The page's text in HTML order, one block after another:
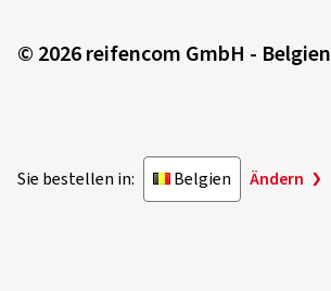
© 2026 reifencom GmbH - Belgien
Sie bestellen in: Belgien Ändern